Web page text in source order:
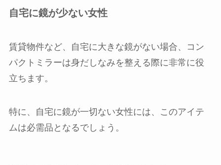
自宅に鏡が少ない女性
賃貸物件など、自宅に大きな鏡がない場合、コン
パクトミラーは身だしなみを整える際に非常に役
立ちます。
特に、自宅に鏡が一切ない女性には、このアイテ
ムは必需品となるでしょう。